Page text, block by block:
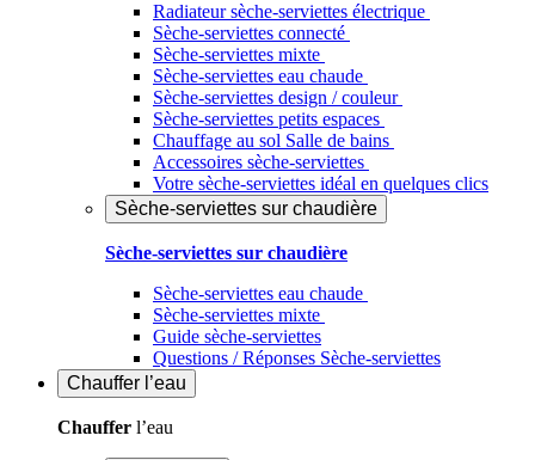
Radiateur sèche-serviettes électrique
Sèche-serviettes connecté
Sèche-serviettes mixte
Sèche-serviettes eau chaude
Sèche-serviettes design / couleur
Sèche-serviettes petits espaces
Chauffage au sol Salle de bains
Accessoires sèche-serviettes
Votre sèche-serviettes idéal en quelques clics
Sèche-serviettes sur chaudière
Sèche-serviettes sur chaudière
Sèche-serviettes eau chaude
Sèche-serviettes mixte
Guide sèche-serviettes
Questions / Réponses Sèche-serviettes
Chauffer l’eau
Chauffer l’eau